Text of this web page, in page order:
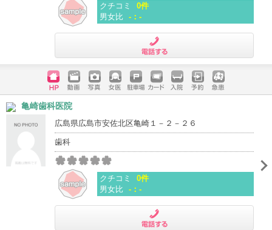
クチコミ
0件
男女比 -：-
ホームペ
ージ
動画 写真 女医 駐車場
クレジッ
入院 予約 急患
亀崎歯科医院
広島県広島市安佐北区亀崎１－２－２６
歯科
クチコミ
0件
男女比 -：-